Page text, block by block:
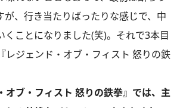
が、行き当たりばったりな感じで、中
くことになりました(笑)。それで3本目
レジェンド・オブ・フィスト 怒りの鉄
ブ・フィスト 怒りの鉄拳』では、主